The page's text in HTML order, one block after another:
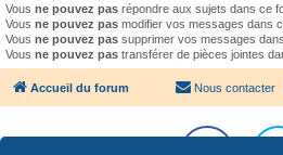
Vous ne pouvez pas répondre aux sujets dans ce
Vous ne pouvez pas modifier vos messages dans
Vous ne pouvez pas supprimer vos messages
Vous ne pouvez pas transférer de pièces jointes
Accueil du forum Nous contacter